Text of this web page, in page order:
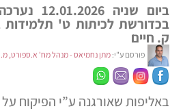
ביום
בכדורשת לכיתות ט' תלמידות
ק. חיים
פורסם ע"י: מתן נחמיאס - מנהל מח' א.ספורט,
באליפות שאורגנה ע”י הפיקוח על